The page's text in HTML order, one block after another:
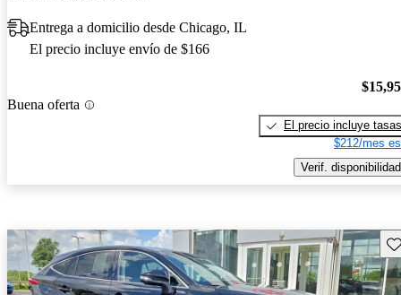
Entrega a domicilio desde Chicago, IL
El precio incluye envío de $166
Buena oferta
El precio incluye tasas
$212/mes
Verif. disponibilidad